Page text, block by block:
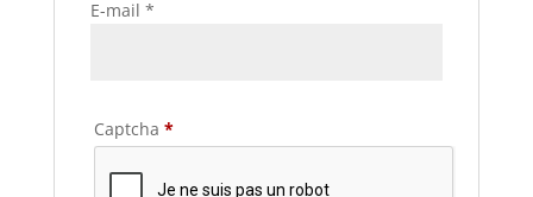
E-mail *
Captcha *